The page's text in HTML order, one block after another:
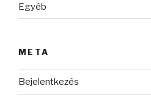
Egyéb
META
Bejelentkezés